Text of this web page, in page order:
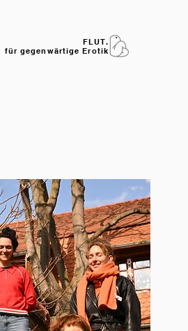
FLUT.
für gegenwärtige Erotik